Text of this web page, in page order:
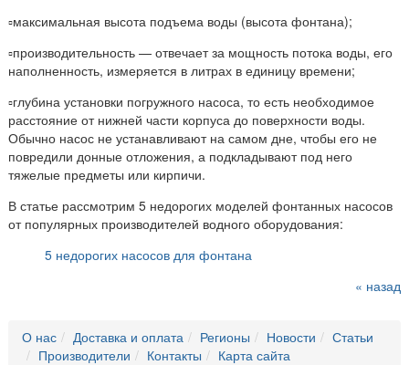
▫️максимальная высота подъема воды (высота фонтана);
▫️производительность — отвечает за мощность потока воды, его
наполненность, измеряется в литрах в единицу времени;
▫️глубина установки погружного насоса, то есть необходимое
расстояние от нижней части корпуса до поверхности воды.
Обычно насос не устанавливают на самом дне, чтобы его не
повредили донные отложения, а подкладывают под него
тяжелые предметы или кирпичи.
В статье рассмотрим 5 недорогих моделей фонтанных насосов
от популярных производителей водного оборудования:
5 недорогих насосов для фонтана
« назад
О нас Доставка и оплата Регионы Новости
Статьи
Производители
Контакты Карта сайта